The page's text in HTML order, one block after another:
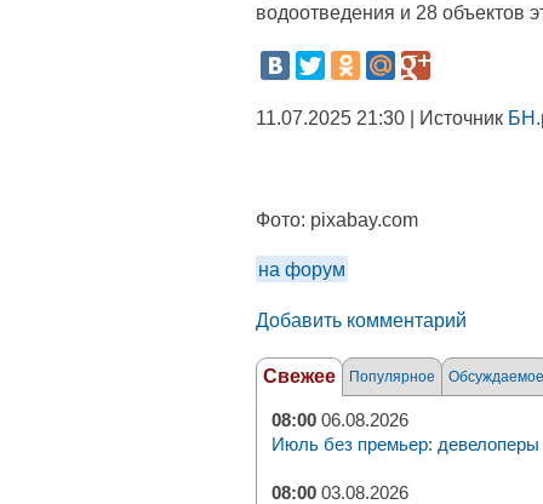
водоотведения и 28 объектов
11.07.2025 21:30 | Источник
Фото: pixabay.com
на форум
Добавить комментарий
Свежее Популярное Обсуждаемое
08:00 06.08.2026
Июль без премьер: девелоперы
08:00 03.08.2026